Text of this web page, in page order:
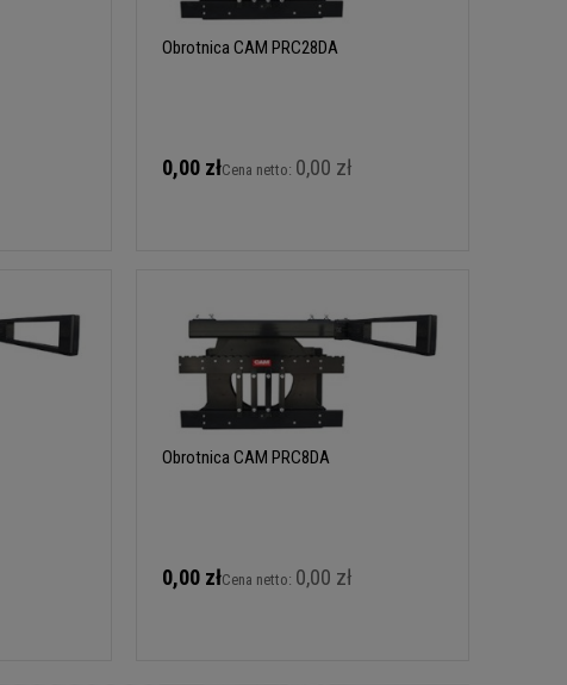
Obrotnica CAM PRC28DA
0,00 złCena netto: 0,00 zł
Obrotnica CAM PRC8DA
0,00 złCena netto: 0,00 zł